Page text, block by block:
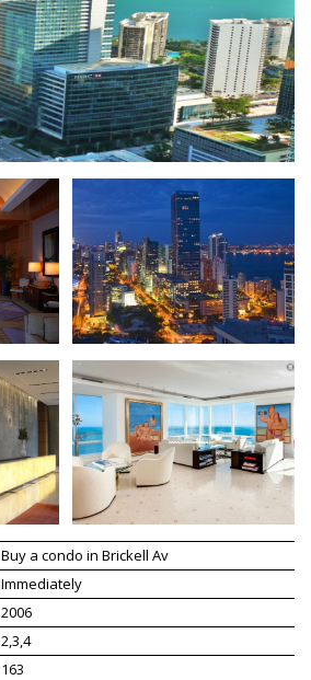
Buy a condo in Brickell Av
Immediately
2006
2,3,4
163